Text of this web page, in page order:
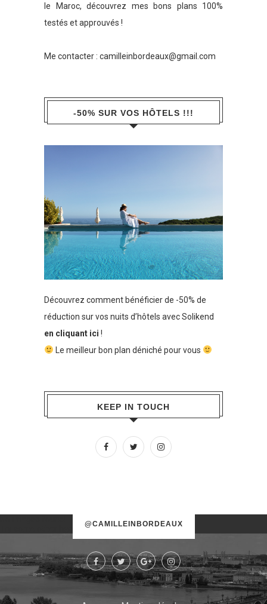
le Maroc, découvrez mes bons plans 100%
testés et approuvés !
Me contacter : camilleinbordeaux@gmail.com
-50% SUR VOS HÔTELS !!!
Découvrez comment bénéficier de -50% de
réduction sur vos nuits d’hôtels avec Solikend
en cliquant ici !
Le meilleur bon plan déniché pour vous
KEEP IN TOUCH
@CAMILLEINBORDEAUX
Try some other hashtag or username